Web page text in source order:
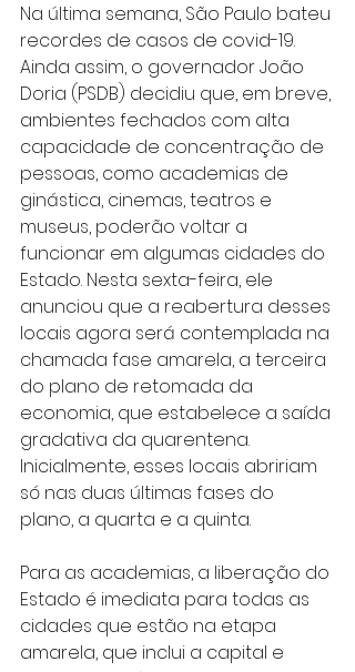
Na última semana, São Paulo bateu
recordes de casos de covid-19.
Ainda assim, o governador João
Doria (PSDB) decidiu que, em breve,
ambientes fechados com alta
capacidade de concentração de
pessoas, como academias de
ginástica, cinemas, teatros e
museus, poderão voltar a
funcionar em algumas cidades do
Estado. Nesta sexta-feira, ele
anunciou que a reabertura desses
locais agora será contemplada na
chamada fase amarela, a terceira
do plano de retomada da
economia, que estabelece a saída
gradativa da quarentena.
Inicialmente, esses locais abririam
só nas duas últimas fases do
plano, a quarta e a quinta.
Para as academias, a liberação do
Estado é imediata para todas as
cidades que estão na etapa
amarela, que inclui a capital e